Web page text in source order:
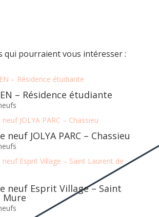
qui pourraient vous intéresser :
– Résidence étudiante
neuf JOLYA PARC – Chassieu
neuf Esprit Village – Saint
Mure